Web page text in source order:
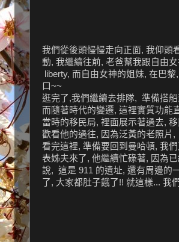
我們從後頭慢慢走向正面, 我仰頭
動, 我繼續往前, 老爸幫我跟自由
liberty, 而自由女神的姐妹, 在巴
口~~
逛完了,我們繼續去排隊, 準備搭
而隨著時代的變遷, 這裡實質功能
當時的移民局, 裡面展示著過去,
歡看他的過往, 因為泛黃的老照片
看完這裡, 準備要回到曼哈頓, 我
表姊夫來了, 他繼續忙碌著, 因為
說, 這是 911 的遺址, 還有周邊的
了, 大家都肚子餓了!! 就這樣... 我